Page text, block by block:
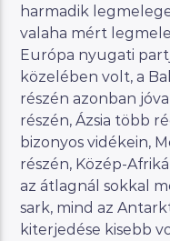
harmadik
valaha mért
Európa nyugati
közelében volt, a
részén azonban
részén, Ázsia több
bizonyos vidékein,
részén, Közép-
az átlagnál sokkal
sark, mind az
kiterjedése kisebb